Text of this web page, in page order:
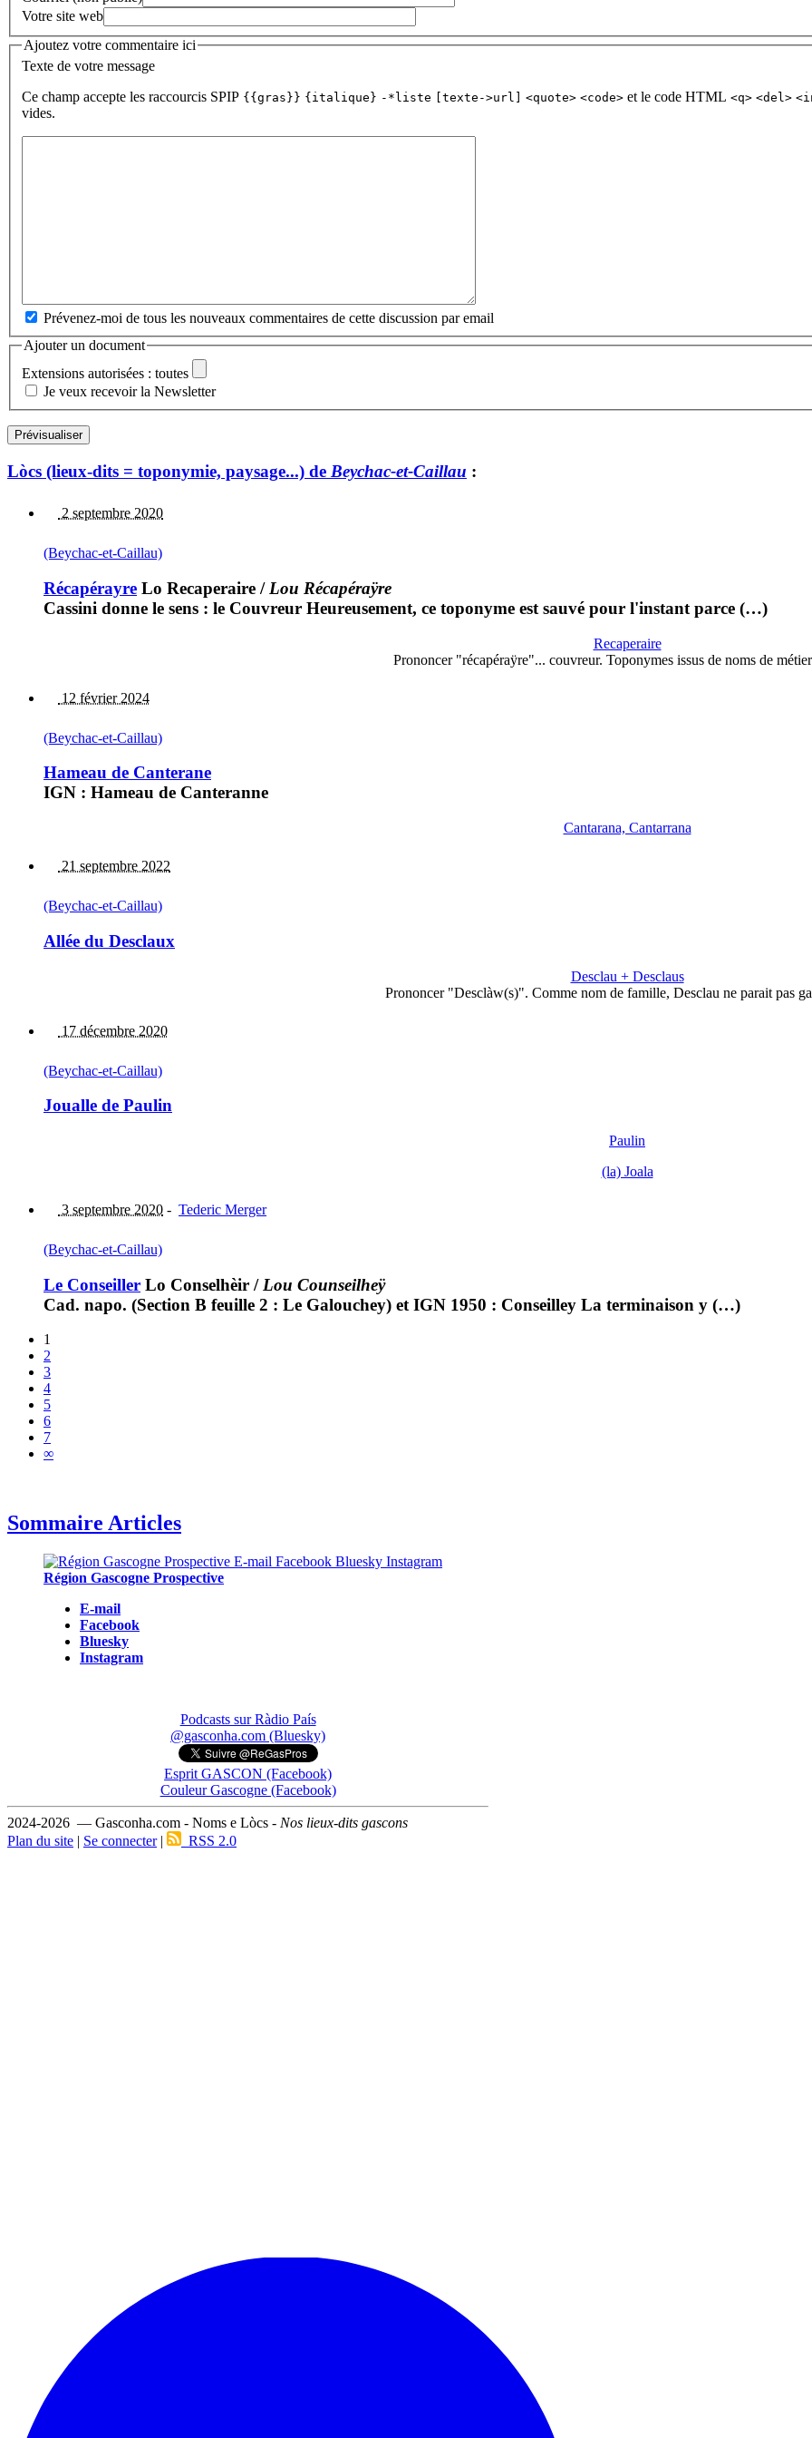
Votre site web
Ajoutez votre commentaire ici
Texte de votre message
Ce champ accepte les raccourcis SPIP {{gras}} {italique} -*liste [texte->url] <quote> <code> et le code HTML <q> <del>
vides.
Prévenez-moi de tous les nouveaux commentaires de cette discussion par email
Ajouter un document
Extensions autorisées : toutes
Je veux recevoir la Newsletter
Lòcs (lieux-dits = toponymie, paysage...) de Beychac-et-Caillau :
2 septembre 2020
(Beychac-et-Caillau)
Récapérayre Lo Recaperaire / Lou Récapéraÿre
Cassini donne le sens : le Couvreur Heureusement, ce toponyme est sauvé pour l'instant parce (…)
Recaperaire
Prononcer "récapéraÿre"... couvreur. Toponymes issus de noms de
12 février 2024
(Beychac-et-Caillau)
Hameau de Canterane
IGN : Hameau de Canteranne
Cantarana, Cantarrana
21 septembre 2022
(Beychac-et-Caillau)
Allée du Desclaux
Desclau + Desclaus
Prononcer "Desclàw(s)". Comme nom de famille, Desclau ne parait pas
17 décembre 2020
(Beychac-et-Caillau)
Joualle de Paulin
Paulin
(la) Joala
3 septembre 2020 - Tederic Merger
(Beychac-et-Caillau)
Le Conseiller Lo Conselhèir / Lou Counseilheÿ
Cad. napo. (Section B feuille 2 : Le Galouchey) et IGN 1950 : Conseilley La terminaison y (…)
1
2
3
4
5
6
7
∞
Sommaire Articles
Région Gascogne Prospective
E-mail
Facebook
Bluesky
Instagram
Podcasts sur Ràdio País
@gasconha.com (Bluesky)
Esprit GASCON (Facebook)
Couleur Gascogne (Facebook)
2024-2026 — Gasconha.com - Noms e Lòcs - Nos lieux-dits gascons
Plan du site | Se connecter| RSS 2.0